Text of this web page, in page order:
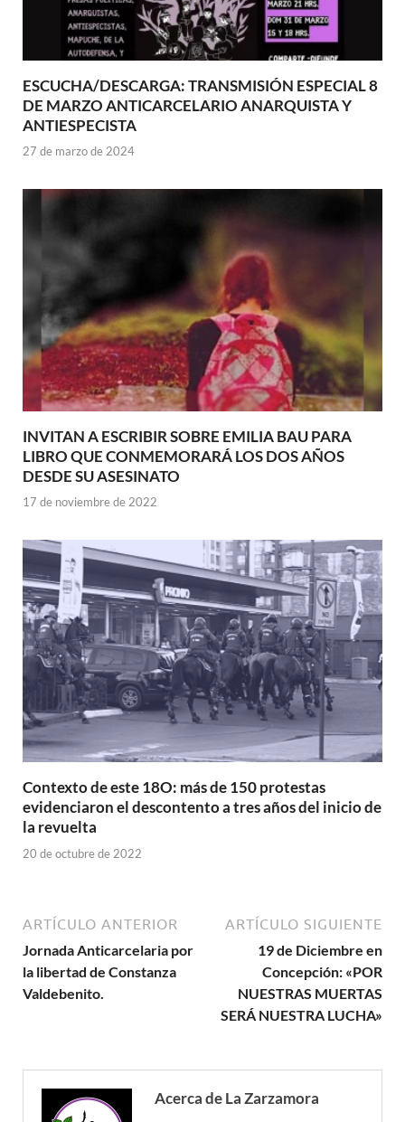
ESCUCHA/DESCARGA: TRANSMISIÓN ESPECIAL 8
DE MARZO ANTICARCELARIO ANARQUISTA Y
ANTIESPECISTA
27 de marzo de 2024
INVITAN A ESCRIBIR SOBRE EMILIA BAU PARA
LIBRO QUE CONMEMORARÁ LOS DOS AÑOS
DESDE SU ASESINATO
17 de noviembre de 2022
Contexto de este 18O: más de 150 protestas
evidenciaron el descontento a tres años del inicio de
la revuelta
20 de octubre de 2022
ARTÍCULO ANTERIOR
Jornada Anticarcelaria por
la libertad de Constanza
Valdebenito.
ARTÍCULO SIGUIENTE
19 de Diciembre en
Concepción: «POR
NUESTRAS MUERTAS
SERÁ NUESTRA LUCHA»
Acerca de La Zarzamora